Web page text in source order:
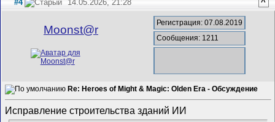
#4 14.05.2026, 21:28 ^
Mооnst@r
Регистрация: 07.08.2019
Сообщения: 1211
Re: Heroes of Might & Magic: Olden Era - Обсуждение
Исправление строительства зданий ИИ